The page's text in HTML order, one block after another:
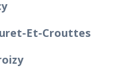
Et-Crouttes